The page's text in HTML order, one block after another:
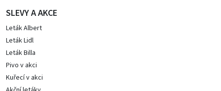
SLEVY A AKCE
Leták Albert
Leták Lidl
Leták Billa
Pivo v akci
Kuřecí v akci